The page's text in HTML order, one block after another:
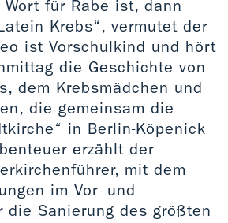
für Rabe ist, dann
Krebs“, vermutet der
ist Vorschulkind und hört
die Geschichte von
dem Krebsmädchen und
die gemeinsam die
in Berlin-Köpenick
erzählt der
mit dem
im Vor- und
die Sanierung des größten